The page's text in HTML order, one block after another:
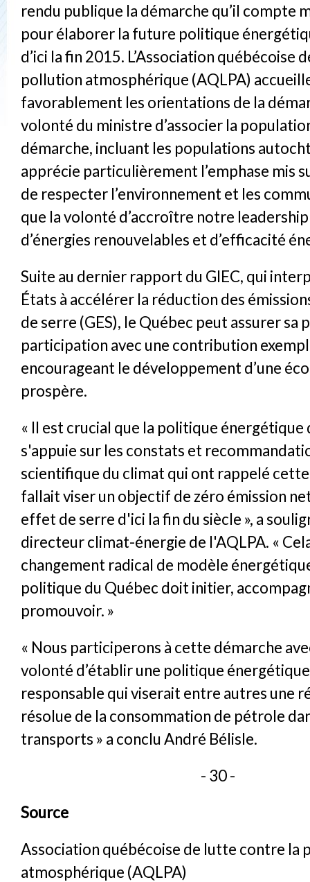
rendu publique la démarche qu’il compte
pour élaborer la future politique
d’ici la fin 2015. L’Association québécoise
pollution atmosphérique (AQLPA)
favorablement les orientations de la
volonté du ministre d’associer la
démarche, incluant les populations
apprécie particulièrement l’emphase mis
de respecter l’environnement et les
que la volonté d’accroître notre
d’énergies renouvelables et d’efficacité
Suite au dernier rapport du GIEC, qui
États à accélérer la réduction des
de serre (GES), le Québec peut assurer sa
participation avec une contribution
encourageant le développement d’une
prospère.
« Il est crucial que la politique énergétique
s'appuie sur les constats et
scientifique du climat qui ont rappelé
fallait viser un objectif de zéro émission
effet de serre d'ici la fin du siècle », a
directeur climat-énergie de l'AQLPA. «
changement radical de modèle
politique du Québec doit initier,
promouvoir. »
« Nous participerons à cette démarche
volonté d’établir une politique
responsable qui viserait entre autres une
résolue de la consommation de pétrole
transports » a conclu André Bélisle.
- 30 -
Source
Association québécoise de lutte contre la
atmosphérique (AQLPA)